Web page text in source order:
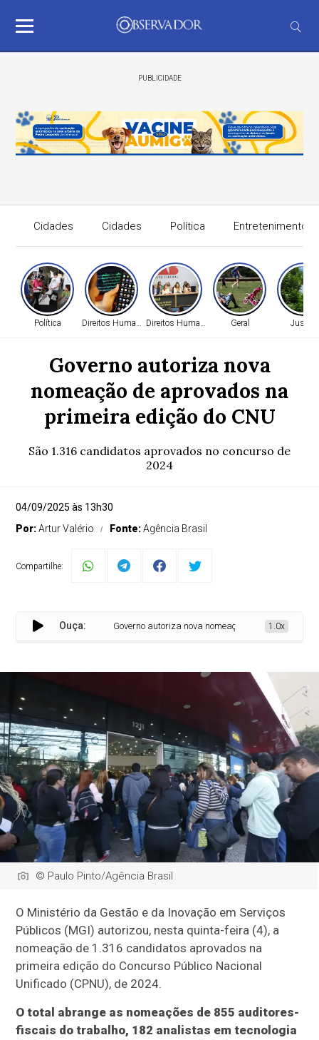
PUBLICIDADE
Cidades Cidades Política Entretenimento
Política Direitos HumanosDireitos Humanos Geral Justiça
Governo autoriza nova
nomeação de aprovados na
primeira edição do CNU
São 1.316 candidatos aprovados no concurso de
2024
04/09/2025 às 13h30
Por:Artur Valério Fonte:Agência Brasil
Compartilhe:
Ouça: Governo autoriza nova nomeação de aprovados na
1.0x
© Paulo Pinto/Agência Brasil
O Ministério da Gestão e da Inovação em Serviços
Públicos (MGI) autorizou, nesta quinta-feira (4), a
nomeação de 1.316 candidatos aprovados na
primeira edição do Concurso Público Nacional
Unificado (CPNU), de 2024.
O total abrange as nomeações de 855 auditores-
fiscais do trabalho, 182 analistas em tecnologia